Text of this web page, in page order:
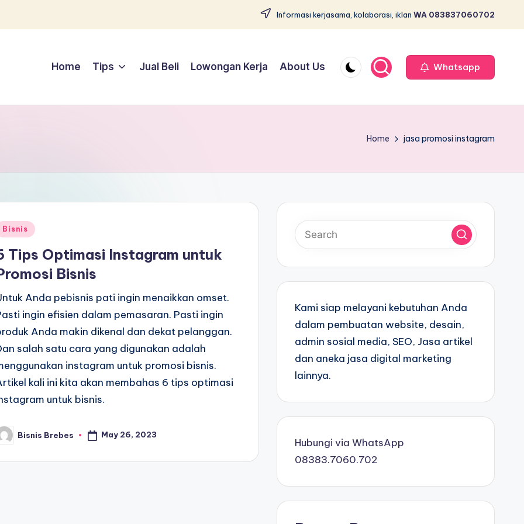
Informasi kerjasama, kolaborasi, iklan WA 083837060702
Home Tips Jual Beli Lowongan Kerja About Us Whatsapp
Home jasa promosi instagram
Bisnis
Tips Optimasi Instagram untuk
Bisnis
Anda pebisnis pati ingin menaikkan omset.
ingin efisien dalam pemasaran. Pasti ingin
Anda makin dikenal dan dekat pelanggan.
salah satu cara yang digunakan adalah
instagram untuk promosi bisnis.
kali ini kita akan membahas 6 tips optimasi
untuk bisnis.
Bisnis Brebes May 26, 2023
Kami siap melayani kebutuhan Anda
dalam pembuatan website, desain,
admin sosial media, SEO, Jasa artikel
dan aneka jasa digital marketing
lainnya.
Hubungi via WhatsApp
08383.7060.702